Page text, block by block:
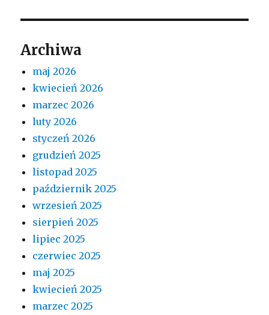
Archiwa
maj 2026
kwiecień 2026
marzec 2026
luty 2026
styczeń 2026
grudzień 2025
listopad 2025
październik 2025
wrzesień 2025
sierpień 2025
lipiec 2025
czerwiec 2025
maj 2025
kwiecień 2025
marzec 2025